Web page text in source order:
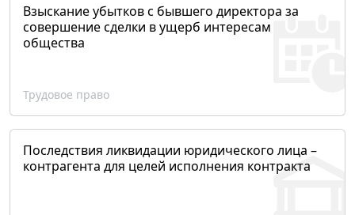
Взыскание убытков с бывшего директора за
совершение сделки в ущерб интересам
общества
Трудовое право
Последствия ликвидации юридического лица –
контрагента для целей исполнения контракта